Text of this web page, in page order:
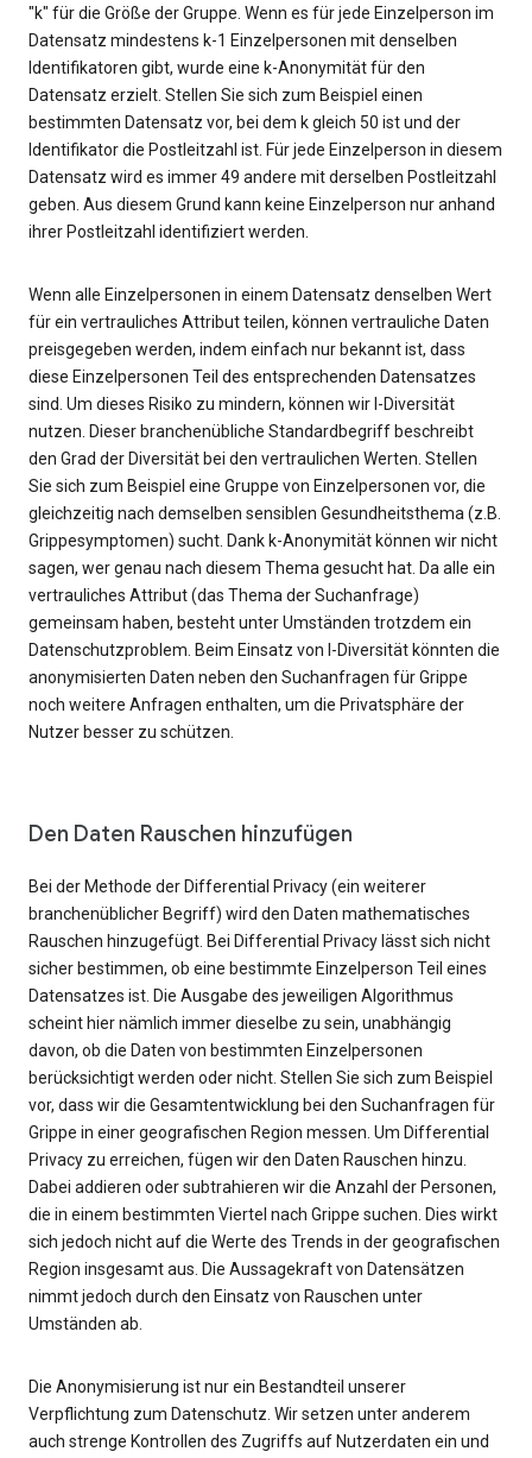
"k" für die Größe der Gruppe. Wenn es für jede Einzelperson im
Datensatz mindestens k-1 Einzelpersonen mit denselben
Identifikatoren gibt, wurde eine k-Anonymität für den
Datensatz erzielt. Stellen Sie sich zum Beispiel einen
bestimmten Datensatz vor, bei dem k gleich 50 ist und der
Identifikator die Postleitzahl ist. Für jede Einzelperson in diesem
Datensatz wird es immer 49 andere mit derselben Postleitzahl
geben. Aus diesem Grund kann keine Einzelperson nur anhand
ihrer Postleitzahl identifiziert werden.
Wenn alle Einzelpersonen in einem Datensatz denselben Wert
für ein vertrauliches Attribut teilen, können vertrauliche Daten
preisgegeben werden, indem einfach nur bekannt ist, dass
diese Einzelpersonen Teil des entsprechenden Datensatzes
sind. Um dieses Risiko zu mindern, können wir l-Diversität
nutzen. Dieser branchenübliche Standardbegriff beschreibt
den Grad der Diversität bei den vertraulichen Werten. Stellen
Sie sich zum Beispiel eine Gruppe von Einzelpersonen vor, die
gleichzeitig nach demselben sensiblen Gesundheitsthema (z.B.
Grippesymptomen) sucht. Dank k-Anonymität können wir nicht
sagen, wer genau nach diesem Thema gesucht hat. Da alle ein
vertrauliches Attribut (das Thema der Suchanfrage)
gemeinsam haben, besteht unter Umständen trotzdem ein
Datenschutzproblem. Beim Einsatz von l-Diversität könnten die
anonymisierten Daten neben den Suchanfragen für Grippe
noch weitere Anfragen enthalten, um die Privatsphäre der
Nutzer besser zu schützen.
Den Daten Rauschen hinzufügen
Bei der Methode der Differential Privacy (ein weiterer
branchenüblicher Begriff) wird den Daten mathematisches
Rauschen hinzugefügt. Bei Differential Privacy lässt sich nicht
sicher bestimmen, ob eine bestimmte Einzelperson Teil eines
Datensatzes ist. Die Ausgabe des jeweiligen Algorithmus
scheint hier nämlich immer dieselbe zu sein, unabhängig
davon, ob die Daten von bestimmten Einzelpersonen
berücksichtigt werden oder nicht. Stellen Sie sich zum Beispiel
vor, dass wir die Gesamtentwicklung bei den Suchanfragen für
Grippe in einer geografischen Region messen. Um Differential
Privacy zu erreichen, fügen wir den Daten Rauschen hinzu.
Dabei addieren oder subtrahieren wir die Anzahl der Personen,
die in einem bestimmten Viertel nach Grippe suchen. Dies wirkt
sich jedoch nicht auf die Werte des Trends in der geografischen
Region insgesamt aus. Die Aussagekraft von Datensätzen
nimmt jedoch durch den Einsatz von Rauschen unter
Umständen ab.
Die Anonymisierung ist nur ein Bestandteil unserer
Verpflichtung zum Datenschutz. Wir setzen unter anderem
auch strenge Kontrollen des Zugriffs auf Nutzerdaten ein und